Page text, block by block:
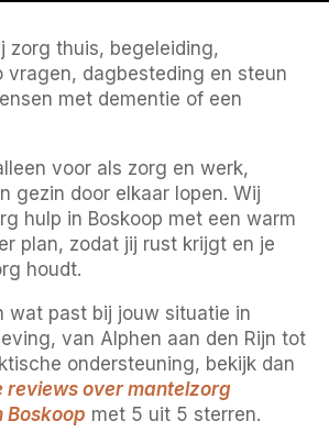
zorg thuis, begeleiding,
vragen, dagbesteding en steun
met dementie of een
voor als zorg en werk,
gezin door elkaar lopen. Wij
hulp in Boskoop met een warm
plan, zodat jij rust krijgt en je
houdt.
wat past bij jouw situatie in
van Alphen aan den Rijn tot
ondersteuning, bekijk dan
reviews over mantelzorg
Boskoop met 5 uit 5 sterren.